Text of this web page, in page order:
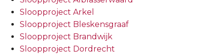
Sloopproject Arkel
Sloopproject Bleskensgraaf
Sloopproject Brandwijk
Sloopproject Dordrecht